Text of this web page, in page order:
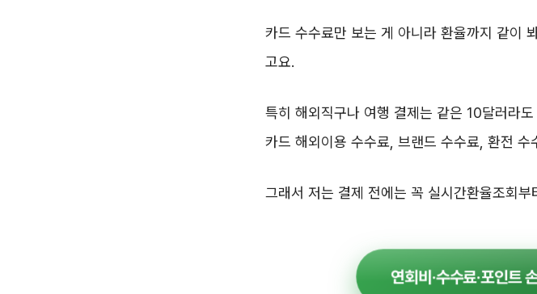
카드 수수료만 보는 게 아니라 환율까지 같이
고요.
특히 해외직구나 여행 결제는 같은 10달러라
카드 해외이용 수수료, 브랜드 수수료, 환전
그래서 저는 결제 전에는 꼭 실시간환율조회
연회비·수수료·포인트